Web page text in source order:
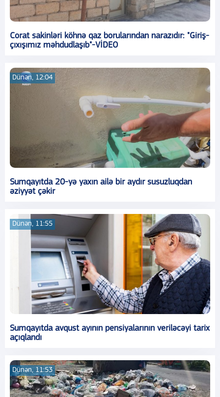
Corat sakinləri köhnə qaz borularından narazıdır: "Giriş-
çıxışımız məhdudlaşıb"-VİDEO
Dünən, 12:04
Sumqayıtda 20-yə yaxın ailə bir aydır susuzluqdan
əziyyət çəkir
Dünən, 11:55
Sumqayıtda avqust ayının pensiyalarının veriləcəyi tarix
açıqlandı
Dünən, 11:53